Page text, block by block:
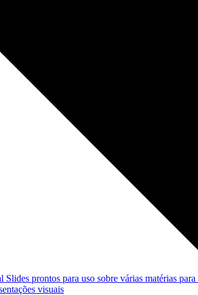
Slides prontos para uso sobre várias matérias
visuais